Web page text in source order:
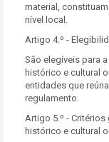
material,
nível local.
Artigo 4.º -
São elegíveis para
histórico e cultural
entidades que
regulamento.
Artigo 5.º -
histórico e cultural